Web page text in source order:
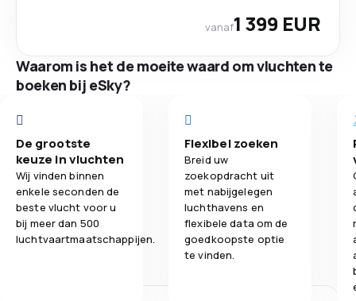
vanaf1 399 EUR
Waarom is het de moeite waard om vluchten te
boeken bij eSky?
De grootste
keuze in vluchten
Wij vinden binnen
enkele seconden de
beste vlucht voor u
bij meer dan 500
luchtvaartmaatschappijen.
Flexibel zoeken
Breid uw
zoekopdracht uit
met nabijgelegen
luchthavens en
flexibele data om de
goedkoopste optie
te vinden.